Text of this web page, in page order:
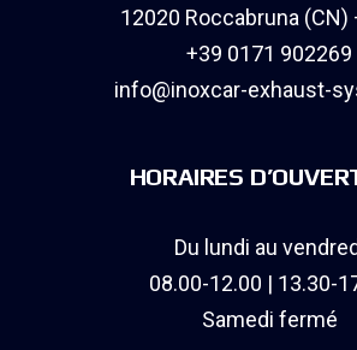
12020 Roccabruna (CN)
+39 0171 902269
info@inoxcar-exhaust-
HORAIRES
Du lundi au
08.00-12.00 | 13.30-
Samedi fermé